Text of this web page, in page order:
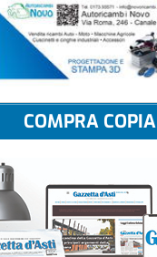
COMPRA COPIA